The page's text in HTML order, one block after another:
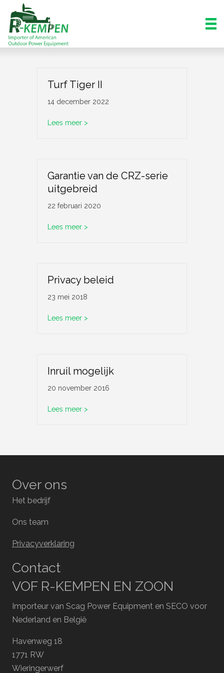
Turf Tiger II
14 december 2022
Lees meer >
Garantie van de CRZ-serie
uitgebreid
22 februari 2020
Lees meer >
Privacy beleid
23 mei 2018
Lees meer >
Inruil mogelijk
20 november 2016
Lees meer >
Over ons
Het bedrijf
Ons team
Privacyverklaring
Contact
VOF R-KEMPEN EN ZOON
Importeur van Scag Power Equipment en SECO voor
Nederland en België
Havenweg 18
1771 RW
Wieringerwerf